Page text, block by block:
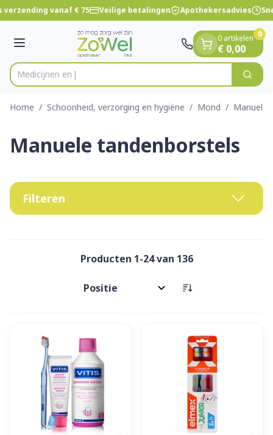
Ga naar de inhoud
1 van 1vanaf € 75 Veilige betalingen Apothekersadvies
Menu
Product, merk, categorie... Zoek
0 artikelen
€ 0,00
0
Home / Schoonheid, verzorging en hygiëne / Mond / Manuele
Manuele tandenborstels
Filteren
Producten 1-24van 136
Sorteer op: